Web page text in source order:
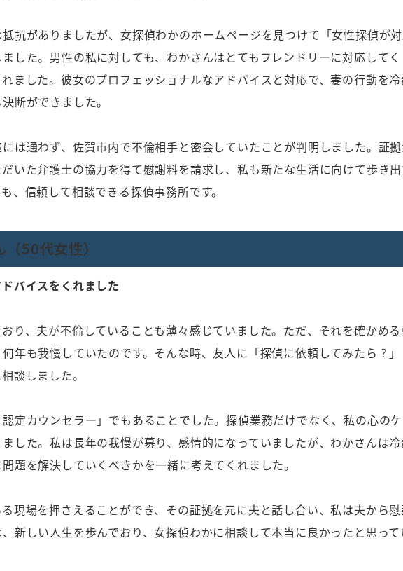
抗がありましたが、女探偵わかのホームページを見つけて「女性探偵が
した。男性の私に対しても、わかさんはとてもフレンドリーに対応してく
ました。彼女のプロフェッショナルなアドバイスと対応で、妻の行動を
断ができました。
は通わず、佐賀市内で不倫相手と密会していたことが判明しました。証
いた弁護士の協力を得て慰謝料を請求し、私も新たな生活に向けて歩き
、信頼して相談できる探偵事務所です。
50代女性）
バイスをくれました
り、夫が不倫していることも薄々感じていました。ただ、それを確かめる
年も我慢していたのです。そんな時、友人に「探偵に依頼してみたら？」
談しました。
定カウンセラー」でもあることでした。探偵業務だけでなく、私の心の
した。私は長年の我慢が募り、感情的になっていましたが、わかさんは
題を解決していくべきかを一緒に考えてくれました。
現場を押さえることができ、その証拠を元に夫と話し合い、私は夫から
新しい人生を歩んでおり、女探偵わかに相談して本当に良かったと思って